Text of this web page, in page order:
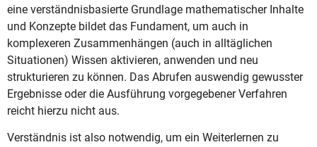
eine verständnisbasierte Grundlage mathematischer Inhalte
und Konzepte bildet das Fundament, um auch in
komplexeren Zusammenhängen (auch in alltäglichen
Situationen) Wissen aktivieren, anwenden und neu
strukturieren zu können. Das Abrufen auswendig gewusster
Ergebnisse oder die Ausführung vorgegebener Verfahren
reicht hierzu nicht aus.
Verständnis ist also notwendig, um ein Weiterlernen zu